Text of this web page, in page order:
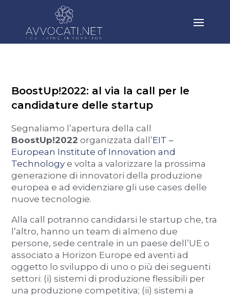
BoostUp!2022: al via la call per le
candidature delle startup
Segnaliamo l’apertura della call
BoostUp!2022 organizzata dall’EIT –
European Institute of Innovation and
Technology e volta a valorizzare la prossima
generazione di innovatori della produzione
europea e ad evidenziare gli use cases delle
nuove tecnologie.
Alla call potranno candidarsi le startup che, tra
l’altro, hanno un team di almeno due
persone, sede centrale in un paese dell’UE o
associato a Horizon Europe ed aventi ad
oggetto lo sviluppo di uno o più dei seguenti
settori: (i) sistemi di produzione flessibili per
una produzione competitiva; (ii) sistemi a